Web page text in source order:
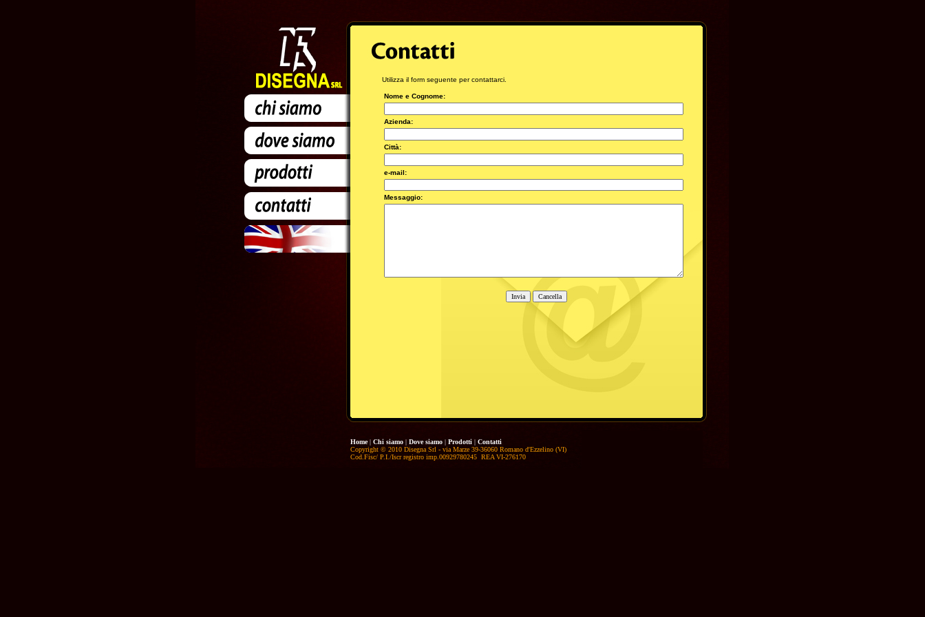
Utilizza il form seguente per contattarci.
Nome e Cognome:
Azienda:
Città:
e-mail:
Messaggio:
Home| Chi siamo | Dove siamo | Prodotti | Contatti
Copyright © 2010 Disegna Srl - via Marze 39-36060 Romano d'Ezzelino (VI)
Cod.Fisc/ P.I./Iscr registro imp.00929780245 REA VI-276170